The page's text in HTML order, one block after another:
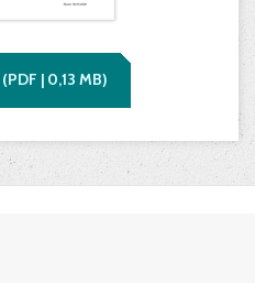
(PDF | 0,13 MB)